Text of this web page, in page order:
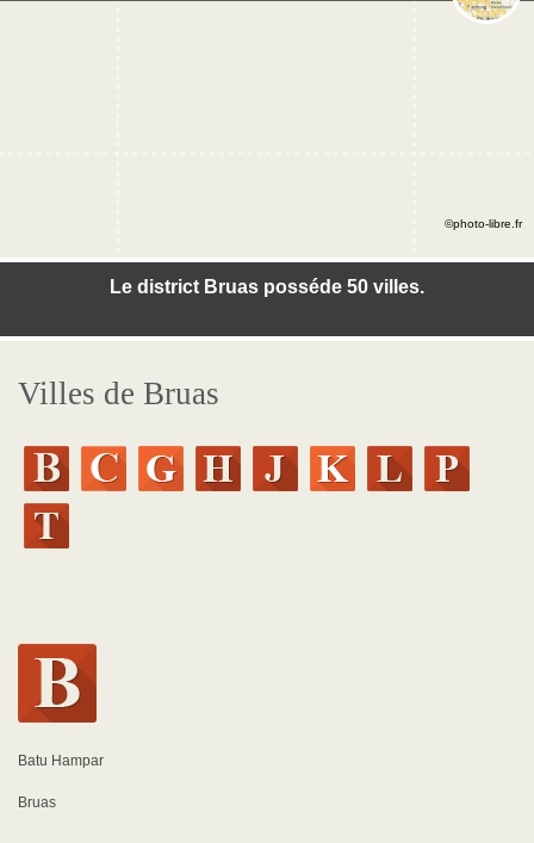
Le district Bruas posséde 50 villes.
©photo-libre.fr
Villes de Bruas
Batu Hampar
Bruas